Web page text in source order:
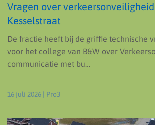
Vragen over verkeersonveiligheid
Kesselstraat
De fractie heeft bij de griffie technische
voor het college van B&W over
communicatie met bu…
16 juli 2026 | Pro3